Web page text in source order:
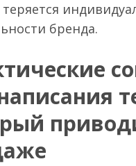
теряется
бренда.